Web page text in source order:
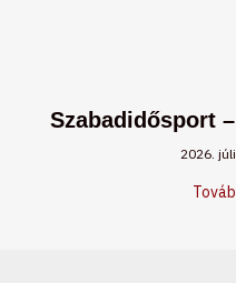
Szabadidősport
2026.